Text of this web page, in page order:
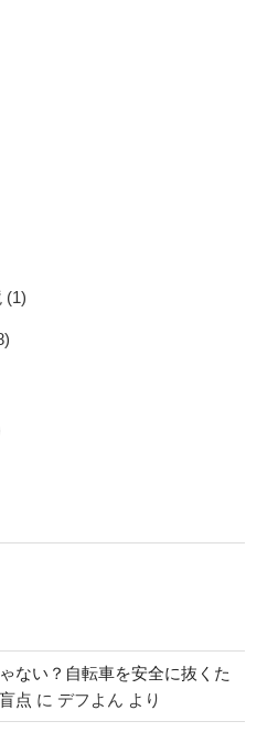
(1)
ない？自転車を安全に抜くた
点 に デフよん より